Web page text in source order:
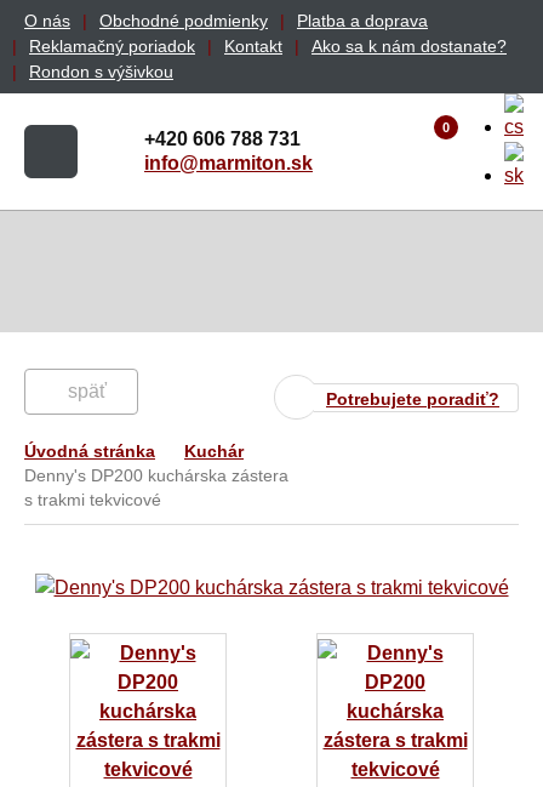
O nás Obchodné podmienky
Platba a doprava
Reklamačný poriadok
Kontakt
Ako sa k nám dostanate?
Rondon s výšivkou
+420 606 788 731
info@marmiton.sk
0
Potrebujete poradiť?
späť
Úvodná stránka
Kuchár
Denny's DP200 kuchárska zástera
s trakmi tekvicové